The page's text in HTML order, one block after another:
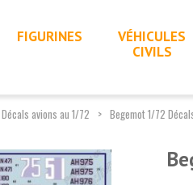
FIGURINES
VÉHICULES
CIVILS
Décals avions au 1/72 Begemot 1/72